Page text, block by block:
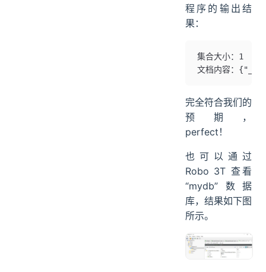
程序的输出结
果：
集合大小：1
文档内容：
完全符合我们的
预期，
perfect！
也可以通过
Robo 3T 查看
“mydb”数据
库，结果如下图
所示。